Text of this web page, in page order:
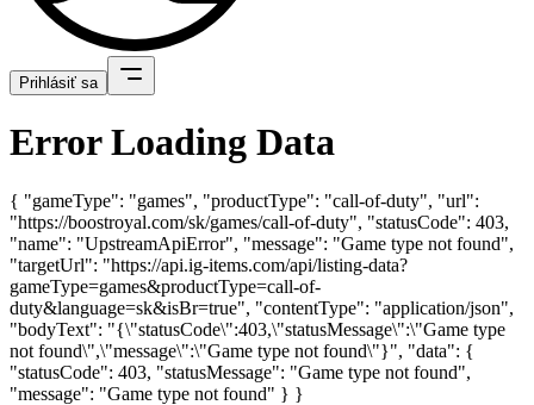
Prihlásiť sa
Error Loading Data
{ "gameType": "games", "productType": "call-of-duty", "url":
"https://boostroyal.com/sk/games/call-of-duty", "statusCode": 403,
"name": "UpstreamApiError", "message": "Game type not found",
"targetUrl": "https://api.ig-items.com/api/listing-data?
gameType=games&productType=call-of-
duty&language=sk&isBr=true", "contentType": "application/json",
"bodyText": "{\"statusCode\":403,\"statusMessage\":\"Game type
not found\",\"message\":\"Game type not found\"}", "data": {
"statusCode": 403, "statusMessage": "Game type not found",
"message": "Game type not found" } }